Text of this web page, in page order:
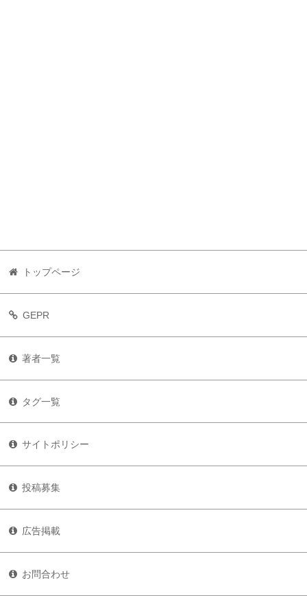
トップページ
GEPR
著者一覧
タグ一覧
サイトポリシー
投稿募集
広告掲載
お問合わせ